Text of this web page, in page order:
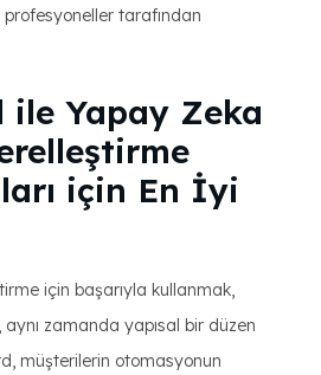
tarafından
ile Yapay Zeka
için En İyi
için başarıyla kullanmak,
aynı zamanda yapısal bir düzen
müşterilerin otomasyonun